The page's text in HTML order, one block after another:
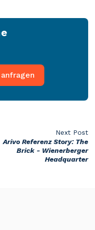
Next Post
Arivo Referenz Story: The
Brick - Wienerberger
Headquarter